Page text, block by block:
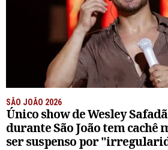
SÃO JOÃO 2026
Único show de Wesley
durante São João tem cachê
ser suspenso por